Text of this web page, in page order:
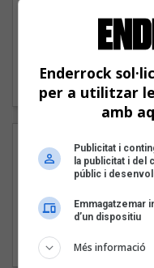
"Lo
Pep Álvarez
Enderrock
per a utilitzar
amb
Publicitat i
la publicitat i del
públic i
Emmagatzemar
d’un dispositiu
Més informació